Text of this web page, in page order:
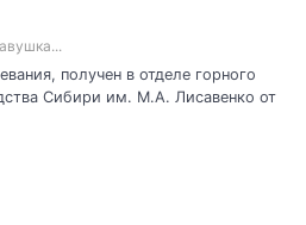
получен в отделе горного
Сибири им. М.А. Лисавенко от